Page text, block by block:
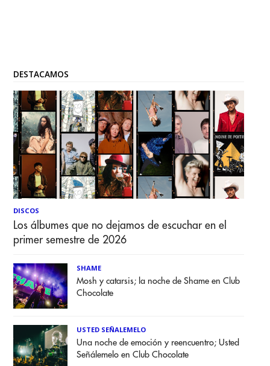
DESTACAMOS
DISCOS
Los álbumes que no dejamos de escuchar en el
primer semestre de 2026
SHAME
Mosh y catarsis; la noche de Shame en Club
Chocolate
USTED SEÑALEMELO
Una noche de emoción y reencuentro; Usted
Señálemelo en Club Chocolate